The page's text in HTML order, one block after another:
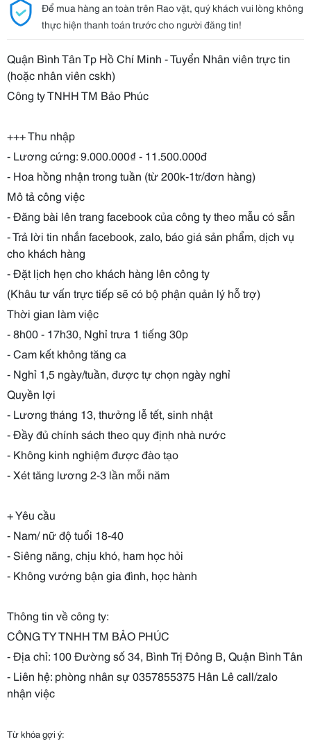
Để mua hàng an toàn trên Rao vặt, quý khách vui lòng không
thực hiện thanh toán trước cho người đăng tin!
Quận Bình Tân Tp Hồ Chí Minh - Tuyển Nhân viên trực tin
(hoặc nhân viên cskh)
Công ty TNHH TM Bảo Phúc
+++ Thu nhập
- Lương cứng: 9.000.000₫ - 11.500.000đ
- Hoa hồng nhận trong tuần (từ 200k-1tr/đơn hàng)
Mô tả công việc
- Đăng bài lên trang facebook của công ty theo mẫu có sẵn
- Trả lời tin nhắn facebook, zalo, báo giá sản phẩm, dịch vụ
cho khách hàng
- Đặt lịch hẹn cho khách hàng lên công ty
(Khâu tư vấn trực tiếp sẽ có bộ phận quản lý hỗ trợ)
Thời gian làm việc
- 8h00 - 17h30, Nghỉ trưa 1 tiếng 30p
- Cam kết không tăng ca
- Nghỉ 1,5 ngày/tuần, được tự chọn ngày nghỉ
Quyền lợi
- Lương tháng 13, thưởng lễ tết, sinh nhật
- Đầy đủ chính sách theo quy định nhà nước
- Không kinh nghiệm được đào tạo
- Xét tăng lương 2-3 lần mỗi năm
+ Yêu cầu
- Nam/ nữ độ tuổi 18-40
- Siêng năng, chịu khó, ham học hỏi
- Không vướng bận gia đình, học hành
Thông tin về công ty:
CÔNG TY TNHH TM BẢO PHÚC
- Địa chỉ: 100 Đường số 34, Bình Trị Đông B, Quận Bình Tân
- Liên hệ: phòng nhân sự 0357855375 Hân Lê call/zalo
nhận việc
Từ khóa gợi ý: